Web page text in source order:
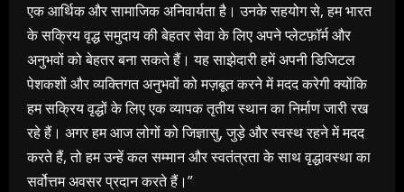
एक आर्थिक और सामाजिक अनिवार्यता है। उनके सहयोग से, हम भारत
के सक्रिय वृद्ध समुदाय की बेहतर सेवा के लिए अपने प्लेटफ़ॉर्म और
अनुभवों को बेहतर बना सकते हैं। यह साझेदारी हमें अपनी डिजिटल
पेशकशों और व्यक्तिगत अनुभवों को मज़बूत करने में मदद करेगी क्योंकि
हम सक्रिय वृद्धों के लिए एक व्यापक तृतीय स्थान का निर्माण जारी रख
रहे हैं। अगर हम आज लोगों को जिज्ञासु, जुड़े और स्वस्थ रहने में मदद
करते हैं, तो हम उन्हें कल सम्मान और स्वतंत्रता के साथ वृद्धावस्था का
सर्वोत्तम अवसर प्रदान करते हैं।”